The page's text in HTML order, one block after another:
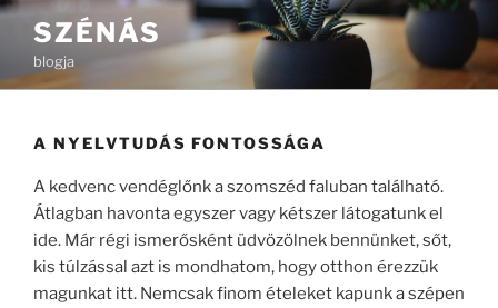
Tartalomhoz
SZÉNÁS
blogja
A NYELVTUDÁS FONTOSSÁGA
A kedvenc vendéglőnk a szomszéd faluban található.
Átlagban havonta egyszer vagy kétszer látogatunk el
ide. Már régi ismerősként üdvözölnek bennünket, sőt,
kis túlzással azt is mondhatom, hogy otthon érezzük
magunkat itt. Nemcsak finom ételeket kapunk a szépen